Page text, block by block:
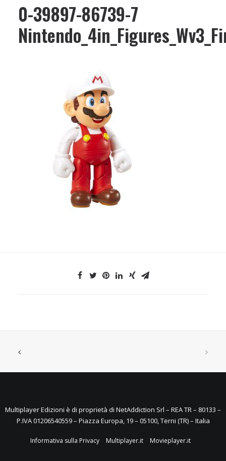
0-39897-86739-7
Multiplayer Edizioni è di proprietà di NetAddiction Srl – REA TR – 80133 –
P.IVA 01206540559 – Piazza Europa, 19 – 05100, Terni (TR) – Italia
Informativa sulla Privacy Multiplayer.it Movieplayer.it